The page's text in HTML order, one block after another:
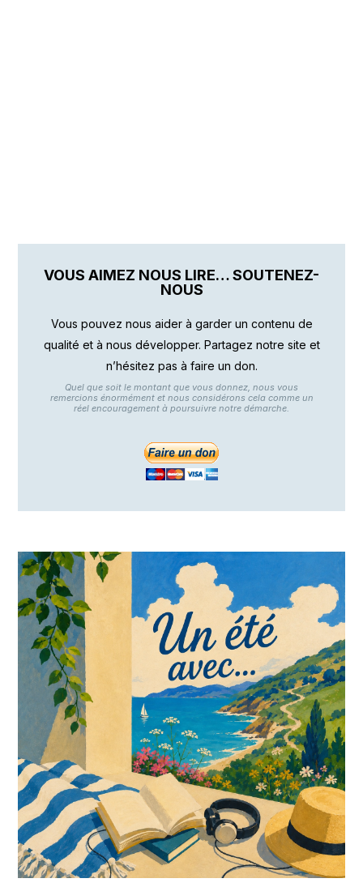
VOUS AIMEZ NOUS LIRE… SOUTENEZ-
NOUS
Vous pouvez nous aider à garder un contenu de
qualité et à nous développer. Partagez notre site et
n’hésitez pas à faire un don.
Quel que soit le montant que vous donnez, nous vous
remercions énormément et nous considérons cela comme un
réel encouragement à poursuivre notre démarche.